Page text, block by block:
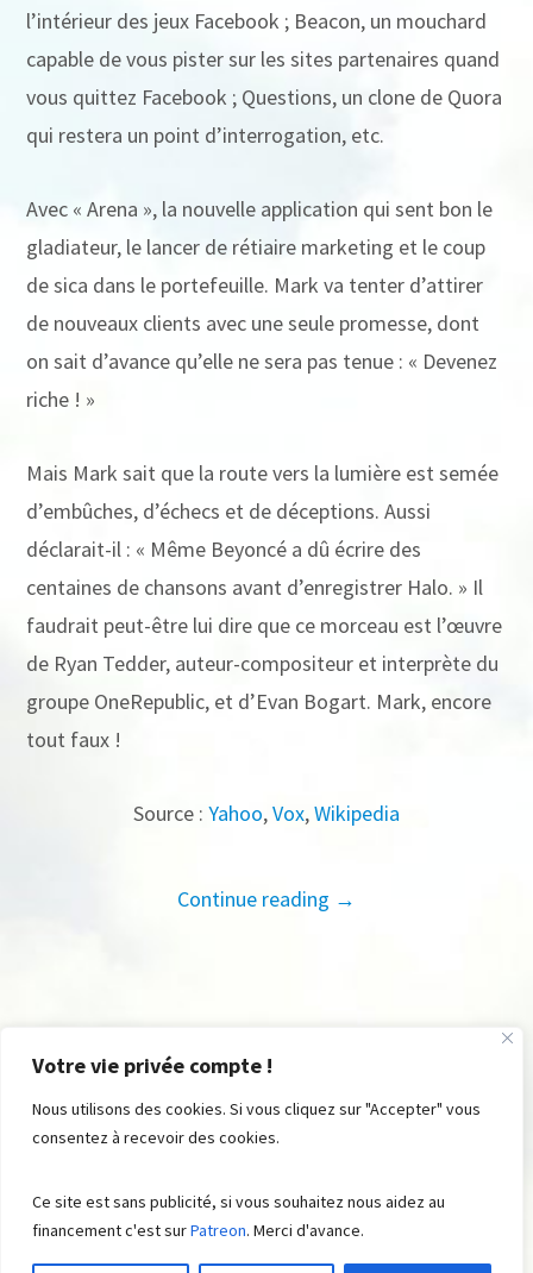
Votre vie privée compte !
Nous utilisons des cookies. Si vous cliquez sur "Accepter" vous
consentez à recevoir des cookies.
Ce site est sans publicité, si vous souhaitez nous aidez au
financement c'est surPatreon. Merci d'avance.
l’intérieur des jeux Facebook ; Beacon, un mouchard
capable de vous pister sur les sites partenaires quand
vous quittez Facebook ; Questions, un clone de Quora
qui restera un point d’interrogation, etc.
Avec « Arena », la nouvelle application qui sent bon le
gladiateur, le lancer de rétiaire marketing et le coup
de sica dans le portefeuille. Mark va tenter d’attirer
de nouveaux clients avec une seule promesse, dont
on sait d’avance qu’elle ne sera pas tenue : « Devenez
riche ! »
Mais Mark sait que la route vers la lumière est semée
d’embûches, d’échecs et de déceptions. Aussi
déclarait-il : « Même Beyoncé a dû écrire des
centaines de chansons avant d’enregistrer Halo. » Il
faudrait peut-être lui dire que ce morceau est l’œuvre
de Ryan Tedder, auteur-compositeur et interprète du
groupe OneRepublic, et d’Evan Bogart. Mark, encore
tout faux !
Source : Yahoo,Vox,Wikipedia
Continue reading →
Suite48Aidez-nousContributions